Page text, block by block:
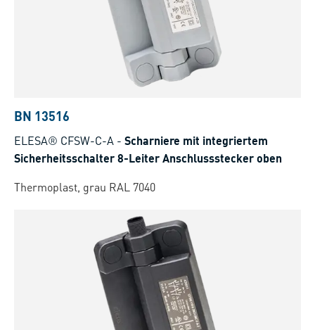
BN 13516
ELESA® CFSW-C-A - Scharniere mit integriertem
Sicherheitsschalter 8-Leiter Anschlussstecker oben
Thermoplast, grau RAL 7040